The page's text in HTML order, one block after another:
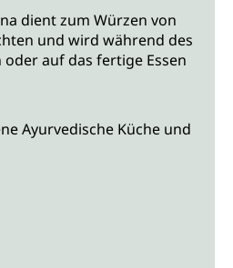
dient zum Würzen von
und wird während des
auf das fertige Essen
Ayurvedische Küche und